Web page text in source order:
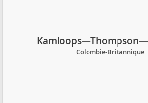
Colombie-Britannique